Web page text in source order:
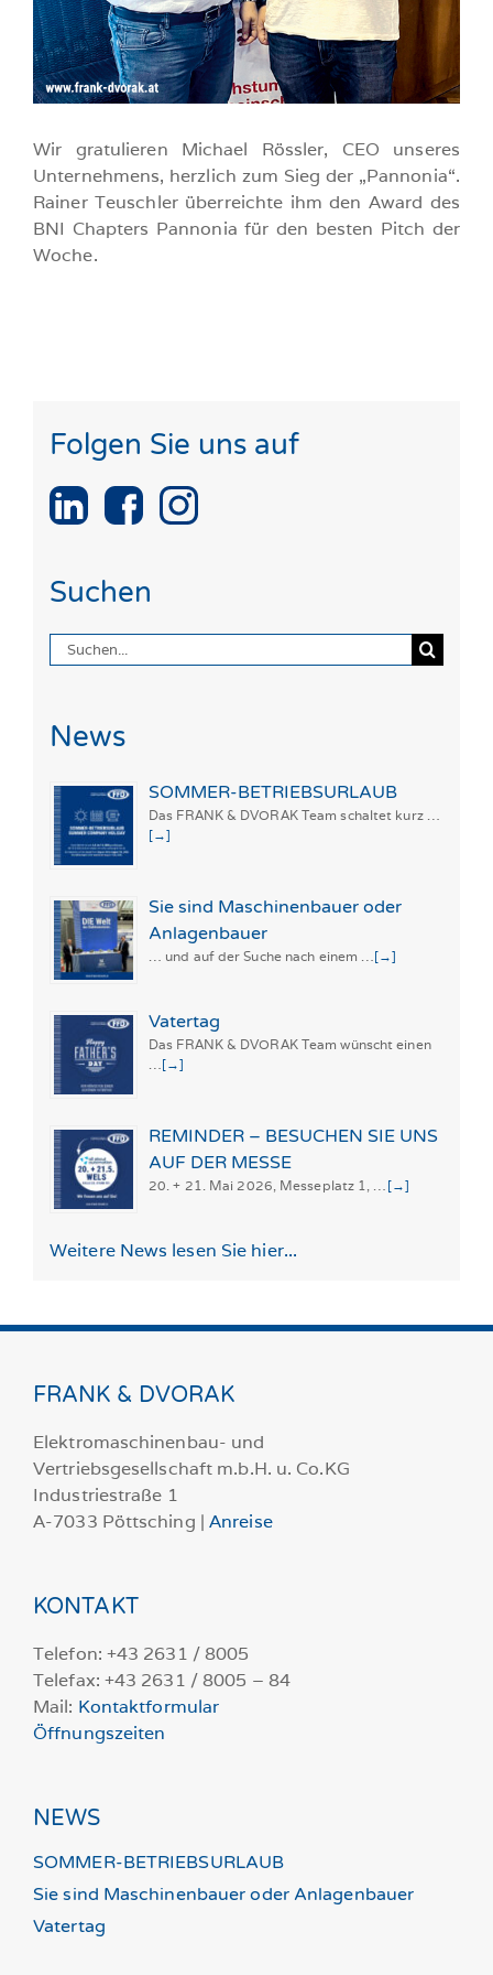
Wir gratulieren Michael Rössler, CEO unseres
Unternehmens, herzlich zum Sieg der „Pannonia“.
Rainer Teuschler überreichte ihm den Award des
BNI Chapters Pannonia für den besten Pitch der
Woche.
Folgen Sie uns auf
Suchen
Suche
nach:
News
SOMMER-BETRIEBSURLAUB
Das FRANK & DVORAK Team schaltet kurz …
[→]
Sie sind Maschinenbauer oder
Anlagenbauer
… und auf der Suche nach einem … [→]
Vatertag
Das FRANK & DVORAK Team wünscht einen
[→]
REMINDER – BESUCHEN SIE UNS
AUF DER MESSE
20. + 21. Mai 2026, Messeplatz 1, … [→]
Weitere News lesen Sie hier...
FRANK & DVORAK
Elektromaschinenbau- und
Vertriebsgesellschaft m.b.H. u. Co.KG
Industriestraße 1
A-7033 Pöttsching |Anreise
KONTAKT
Telefon: +43 2631 / 8005
Telefax: +43 2631 / 8005 – 84
Mail: Kontaktformular
Öffnungszeiten
NEWS
SOMMER-BETRIEBSURLAUB
Sie sind Maschinenbauer oder Anlagenbauer
Vatertag